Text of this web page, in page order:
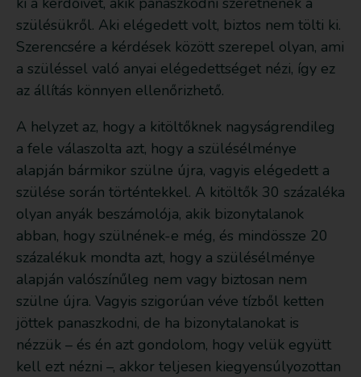
szülésükről. Aki elégedett volt, biztos nem tölti ki.
Szerencsére a kérdések között szerepel olyan, ami
a szüléssel való anyai elégedettséget nézi, így ez
az állítás könnyen ellenőrizhető.
A helyzet az, hogy a kitöltőknek nagyságrendileg
a fele válaszolta azt, hogy a szülésélménye
alapján bármikor szülne újra, vagyis elégedett a
szülése során történtekkel. A kitöltők 30 százaléka
olyan anyák beszámolója, akik bizonytalanok
abban, hogy szülnének-e még, és mindössze 20
százalékuk mondta azt, hogy a szülésélménye
alapján valószínűleg nem vagy biztosan nem
szülne újra. Vagyis szigorúan véve tízből ketten
jöttek panaszkodni, de ha bizonytalanokat is
nézzük – és én azt gondolom, hogy velük együtt
kell ezt nézni –, akkor teljesen kiegyensúlyozottan